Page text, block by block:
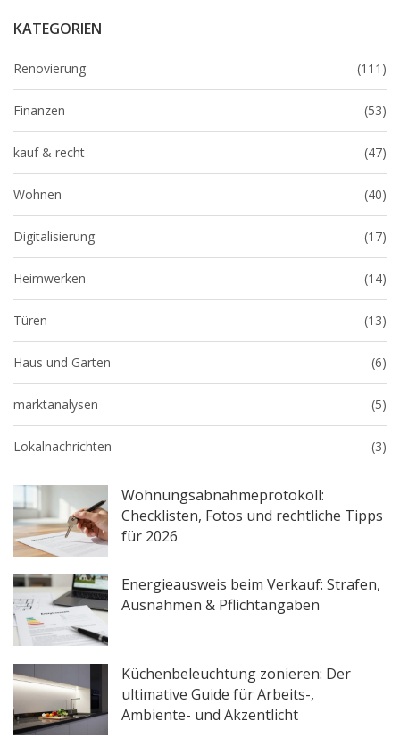
KATEGORIEN
Renovierung (111)
Finanzen (53)
kauf & recht (47)
Wohnen (40)
Digitalisierung (17)
Heimwerken (14)
Türen (13)
Haus und Garten (6)
marktanalysen (5)
Lokalnachrichten (3)
Wohnungsabnahmeprotokoll:
Checklisten, Fotos und rechtliche Tipps
für 2026
Energieausweis beim Verkauf: Strafen,
Ausnahmen & Pflichtangaben
Küchenbeleuchtung zonieren: Der
ultimative Guide für Arbeits-,
Ambiente- und Akzentlicht